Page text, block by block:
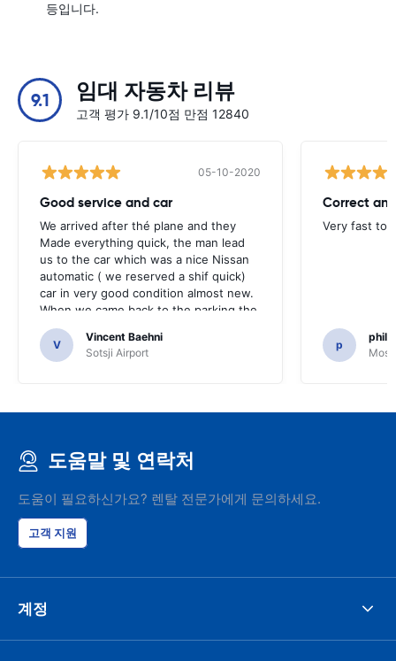
등입니다.
9.1 임대 자동차 리뷰
고객 평가 9.1/10점 만점 12840
05-10-2020
Good service and car
We arrived after thé plane and they
Made everything quick, the man lead
us to the car which was a nice Nissan
automatic ( we reserved a shif quick)
car in very good condition almost new.
When we came back to the parking the
same man came in 5 minutes and after
a quick check we left. Very friendly and
nice. We can only recommand this
V
Vincent Baehni
Sotsji Airport
Correct
Very fast to
p
도움말 및 연락처
도움이 필요하신가요? 렌탈 전문가에게 문의하세요.
고객 지원
계정